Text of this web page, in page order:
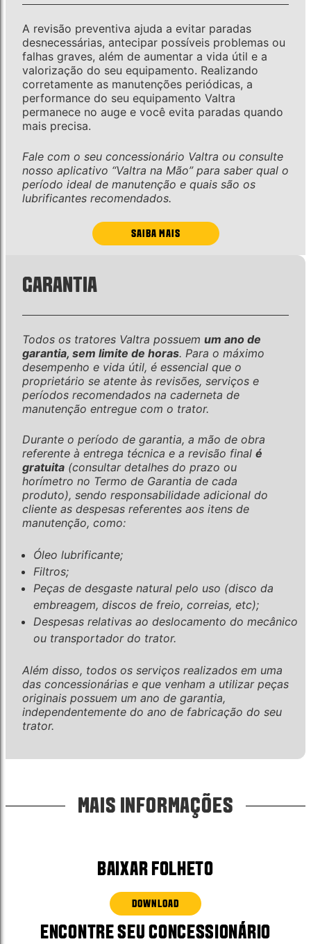
A revisão preventiva ajuda a evitar paradas
desnecessárias, antecipar possíveis problemas ou
falhas graves, além de aumentar a vida útil e a
valorização do seu equipamento. Realizando
corretamente as manutenções periódicas, a
performance do seu equipamento Valtra
permanece no auge e você evita paradas quando
mais precisa.
Fale com o seu concessionário Valtra ou consulte
nosso aplicativo “Valtra na Mão” para saber qual o
período ideal de manutenção e quais são os
lubrificantes recomendados.
SAIBA MAIS
GARANTIA
Todos os tratores Valtra possuem um ano de
garantia, sem limite de horas. Para o máximo
desempenho e vida útil, é essencial que o
proprietário se atente às revisões, serviços e
períodos recomendados na caderneta de
manutenção entregue com o trator.
Durante o período de garantia, a mão de obra
referente à entrega técnica e a revisão final é
gratuita (consultar detalhes do prazo ou
horímetro no Termo de Garantia de cada
produto), sendo responsabilidade adicional do
cliente as despesas referentes aos itens de
manutenção, como:
Óleo lubrificante;
Filtros;
Peças de desgaste natural pelo uso (disco da
embreagem, discos de freio, correias, etc);
Despesas relativas ao deslocamento do mecânico
ou transportador do trator.
Além disso, todos os serviços realizados em uma
das concessionárias e que venham a utilizar peças
originais possuem um ano de garantia,
independentemente do ano de fabricação do seu
trator.
MAIS INFORMAÇÕES
BAIXAR FOLHETO
DOWNLOAD
ENCONTRE SEU CONCESSIONÁRIO